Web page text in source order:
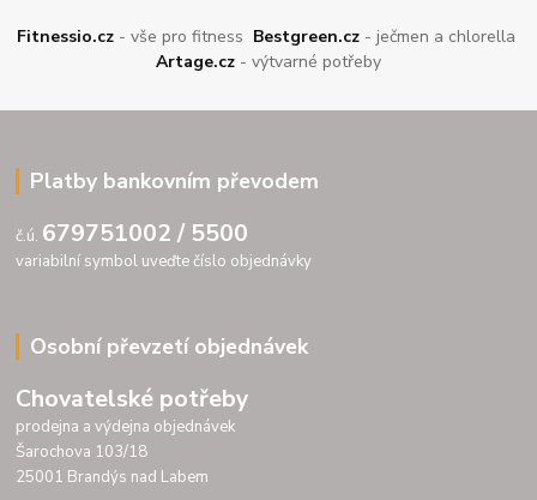
Fitnessio.cz - vše pro fitness Bestgreen.cz - ječmen a chlorella
Artage.cz - výtvarné potřeby
Platby bankovním převodem
č.ú. 679751002 / 5500
variabilní symbol uveďte číslo objednávky
Osobní převzetí objednávek
Chovatelské potřeby
prodejna a výdejna objednávek
Šarochova 103/18
25001 Brandýs nad Labem